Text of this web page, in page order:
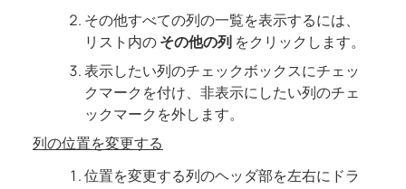
その他すべての列の一覧を表示するには、
リスト内のその他の列をクリックします。
表示したい列のチェックボックスにチェッ
クマークを付け、非表示にしたい列のチェ
ックマークを外します。
列の位置を変更する
位置を変更する列のヘッダ部を左右にドラ